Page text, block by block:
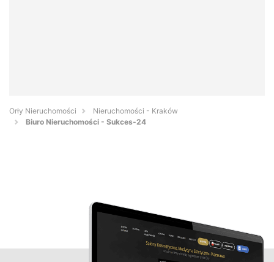
Orły Nieruchomości
Nieruchomości - Kraków
Biuro Nieruchomości - Sukces-24